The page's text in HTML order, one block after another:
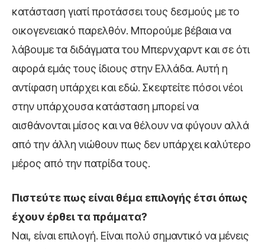
κατάσταση γιατί προτάσσει τους δεσμούς με το
οικογενειακό παρελθόν. Μπορούμε βέβαια να
λάβουμε τα διδάγματα του Μπερνχαρντ και σε ότι
αφορά εμάς τους ίδιους στην Ελλάδα. Αυτή η
αντίφαση υπάρχει και εδώ. Σκεφτείτε πόσοι νέοι
στην υπάρχουσα κατάσταση μπορεί να
αισθάνονται μίσος και να θέλουν να φύγουν αλλά
από την άλλη νιώθουν πως δεν υπάρχει καλύτερο
μέρος από την πατρίδα τους.
Πιστεύτε πως είναι θέμα επιλογής έτσι όπως
έχουν έρθει τα πράματα?
Ναι, είναι επιλογή. Είναι πολύ σημαντικό να μένεις